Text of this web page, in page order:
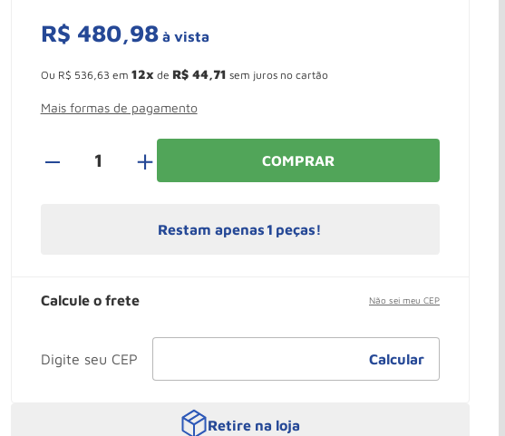
R$ 480,98à vista
Ou R$ 536, 63 em 12 de R$ 44,71 sem juros no cartão
Mais formas de pagamento
＋ COMPRAR
Restam apenas 1 peças!
Calcule o frete Não sei meu CEP
Retire na loja